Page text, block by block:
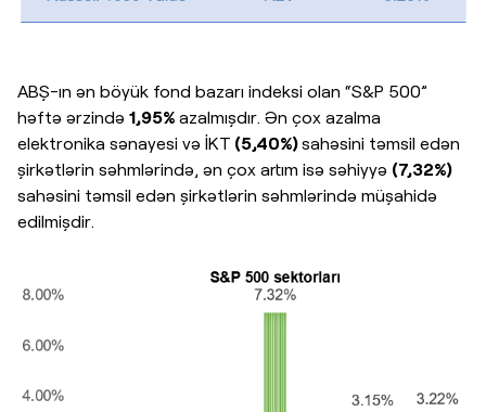
ABŞ-ın ən böyük fond bazarı indeksi olan “S&P 500”
həftə ərzində 1,95% azalmışdır. Ən çox azalma
elektronika sənayesi və İKT (5,40%)sahəsini təmsil edən
şirkətlərin səhmlərində, ən çox artım isə səhiyyə (7,32%)
sahəsini təmsil edən şirkətlərin səhmlərində müşahidə
edilmişdir.